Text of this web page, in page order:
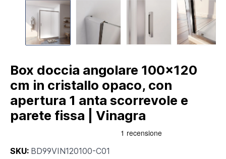
Box doccia angolare 100x120
cm in cristallo opaco, con
apertura 1 anta scorrevole e
parete fissa | Vinagra
SKU: BD99VIN120100-C01